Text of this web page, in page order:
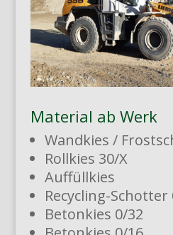
Material ab Werk
Wandkies /
Rollkies 30/X
Auffüllkies
Recycling-Schotter
Betonkies 0/32